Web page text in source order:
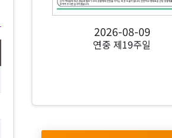
2026-08-09
연중 제19주일